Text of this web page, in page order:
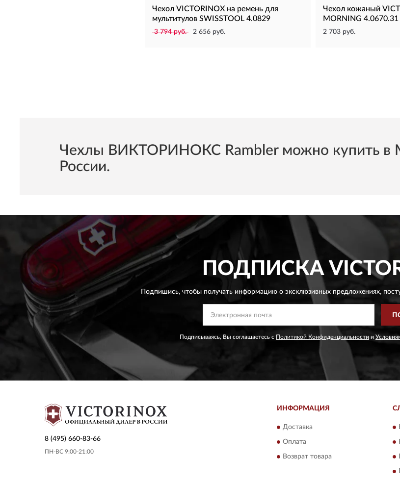
Чехол VICTORINOX на ремень для
мультитулов SWISSTOOL 4.0829
3 794 руб. 2 656 руб.
Чехол кожаный
MORNING 4.0670.31
2 703 руб.
Чехлы ВИКТОРИНОКС Rambler можно купить в
России.
ПОДПИСКА
Подпишись, чтобы получать информацию о эксклюзивных предложениях,
Подписываясь, Вы соглашаетесь с Политикой Конфиденциальности и
8 (495) 660-83-66
ПН-ВС 9:00-21:00
ИНФОРМАЦИЯ
Доставка
Оплата
Возврат товара